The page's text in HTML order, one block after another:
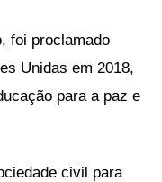
foi proclamado
Unidas em 2018,
para a paz e
civil para